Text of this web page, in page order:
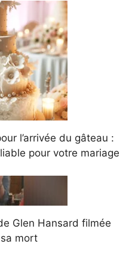
l’arrivée du gâteau :
pour votre mariage
Glen Hansard filmée
mort